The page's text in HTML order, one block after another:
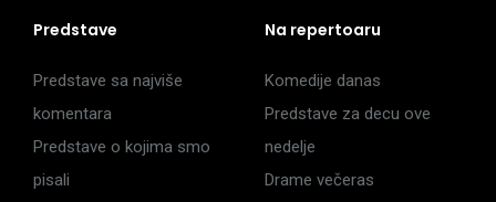
Predstave
Predstave sa najviše
komentara
Predstave o kojima smo
pisali
Na repertoaru
Komedije danas
Predstave za decu ove
nedelje
Drame večeras